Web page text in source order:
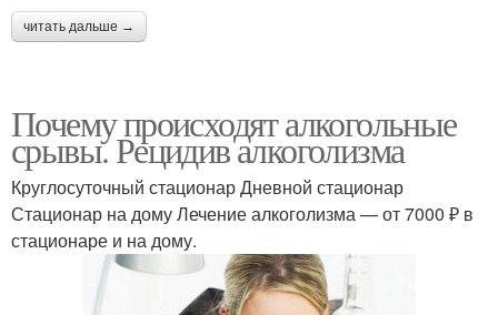
читать дальше →
Почему происходят алкогольные
срывы. Рецидив алкоголизма
Круглосуточный стационар Дневной стационар
Стационар на дому Лечение алкоголизма — от 7000 ₽ в
стационаре и на дому.